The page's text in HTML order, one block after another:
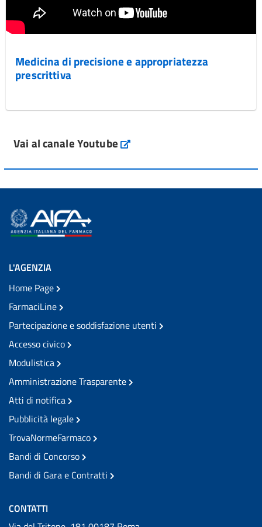
Medicina di precisione e appropriatezza
prescrittiva
Vai al canale Youtube
L'AGENZIA
Home Page
FarmaciLine
Partecipazione e soddisfazione utenti
Accesso civico
Modulistica
Amministrazione Trasparente
Atti di notifica
Pubblicità legale
TrovaNormeFarmaco
Bandi di Concorso
Bandi di Gara e Contratti
CONTATTI